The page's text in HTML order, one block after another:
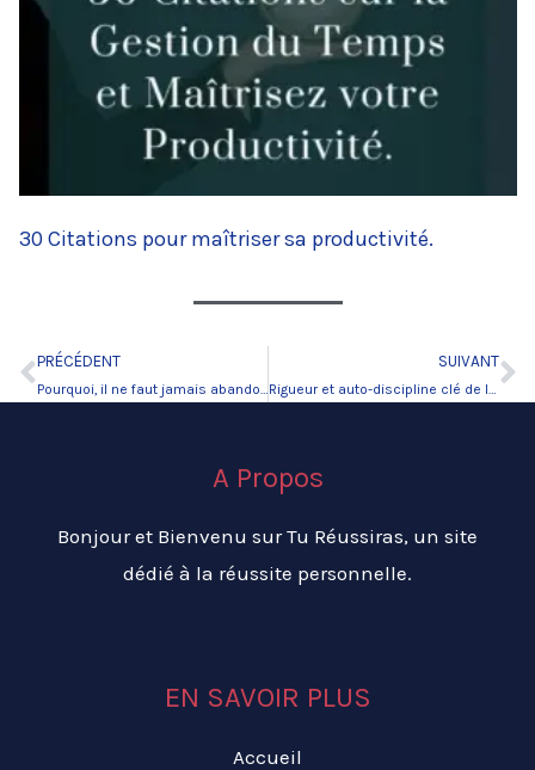
30 Citations pour maîtriser sa productivité.
Précédent
PRÉCÉDENT SUIVANT
A Propos
Bonjour et Bienvenu sur Tu Réussiras, un site
dédié à la réussite personnelle.
EN SAVOIR PLUS
Accueil